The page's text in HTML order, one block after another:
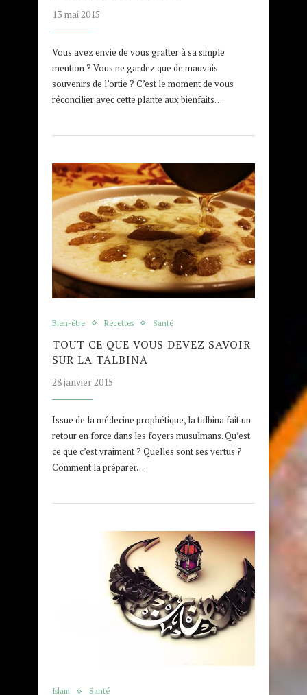
13 mai 2015
Vous avez envie de vous gratter à sa simple
mention ? Vous ne gardez que de mauvais
souvenirs de l’ortie ? C’est le moment de vous
réconcilier avec cette plante aux bienfaits…
Bien-être Recettes Santé
TOUT CE QUE VOUS DEVEZ SAVOIR
SUR LA TALBINA
28 janvier 2015
Issue de la médecine prophétique, la talbina fait un
retour en force dans les foyers musulmans. Qu’est
ce que c’est vraiment ? Quelles sont ses vertus ?
Comment la préparer…
Islam Santé